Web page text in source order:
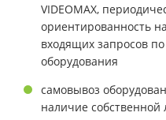
VIDEOMAX,
ориентированность
входящих запросов
оборудования
самовывоз
наличие собственной